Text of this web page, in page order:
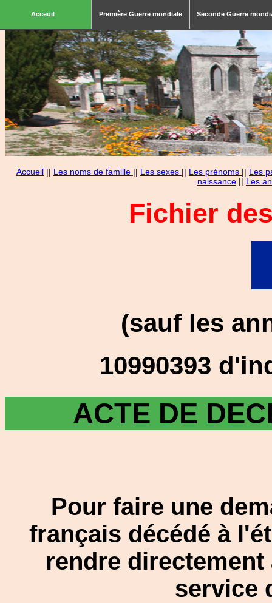
Acceuil Première Guerre mondiale Seconde Guerre
Accueil || Les noms de famille || Les sexes || Les prénoms || Les
naissance || Les
Fichier
(sauf les
10990393
ACTE DE
Pour faire une
français décédé à
rendre
service